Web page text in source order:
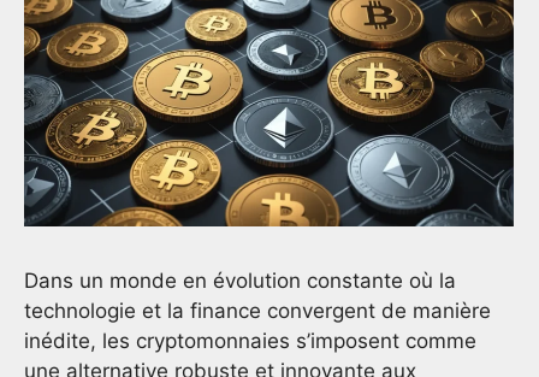
Dans un monde en évolution constante où la
technologie et la finance convergent de manière
inédite, les cryptomonnaies s’imposent comme
une alternative robuste et innovante aux